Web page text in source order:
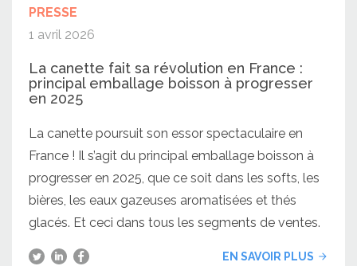
PRESSE
1 avril 2026
La canette fait sa révolution en France :
principal emballage boisson à progresser
en 2025
La canette poursuit son essor spectaculaire en
France ! Il s’agit du principal emballage boisson à
progresser en 2025, que ce soit dans les softs, les
bières, les eaux gazeuses aromatisées et thés
glacés. Et ceci dans tous les segments de ventes.
EN SAVOIR PLUS